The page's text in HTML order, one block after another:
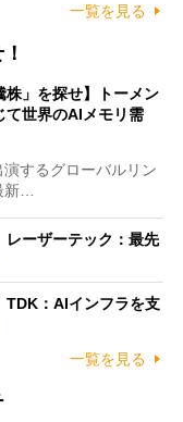
一覧を見る
株」を探せ】トーメン
て世界のAIメモリ需
するグローバルリン
…
レーザーテック：最先
TDK：AIインフラを支
一覧を見る